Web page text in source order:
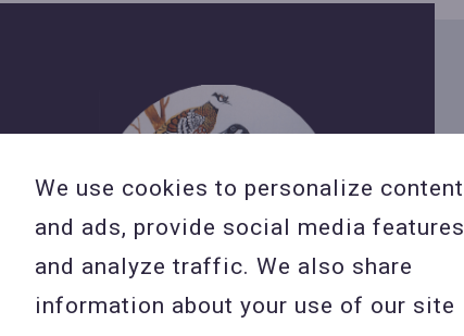
We use cookies to personalize content
and ads, provide social media features
and analyze traffic. We also share
information about your use of our site